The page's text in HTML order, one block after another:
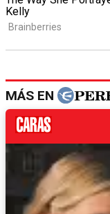
MÁS EN